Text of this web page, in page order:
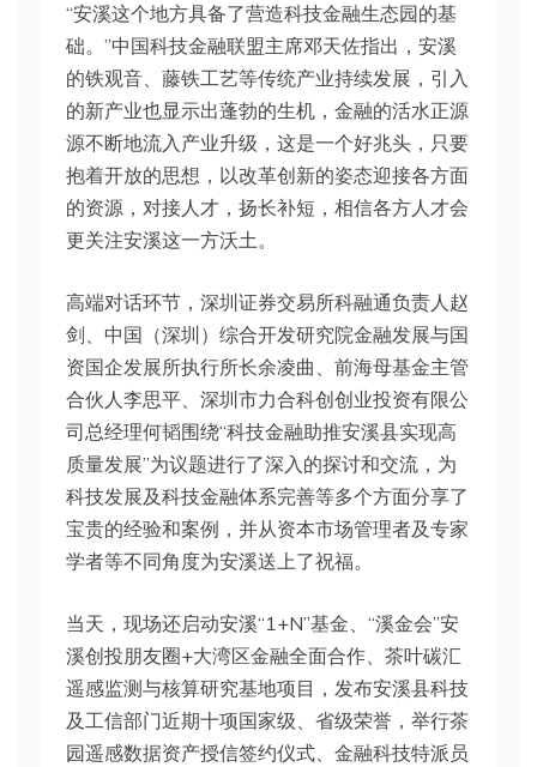
“安溪这个地方具备了营造科技金融生态园的基
础。”中国科技金融联盟主席邓天佐指出，安溪
的铁观音、藤铁工艺等传统产业持续发展，引入
的新产业也显示出蓬勃的生机，金融的活水正源
源不断地流入产业升级，这是一个好兆头，只要
抱着开放的思想，以改革创新的姿态迎接各方面
的资源，对接人才，扬长补短，相信各方人才会
更关注安溪这一方沃土。
高端对话环节，深圳证券交易所科融通负责人赵
剑、中国（深圳）综合开发研究院金融发展与国
资国企发展所执行所长余凌曲、前海母基金主管
合伙人李思平、深圳市力合科创创业投资有限公
司总经理何韬围绕“科技金融助推安溪县实现高
质量发展”为议题进行了深入的探讨和交流，为
科技发展及科技金融体系完善等多个方面分享了
宝贵的经验和案例，并从资本市场管理者及专家
学者等不同角度为安溪送上了祝福。
当天，现场还启动安溪“1+N”基金、“溪金会”安
溪创投朋友圈+大湾区金融全面合作、茶叶碳汇
遥感监测与核算研究基地项目，发布安溪县科技
及工信部门近期十项国家级、省级荣誉，举行茶
园遥感数据资产授信签约仪式、金融科技特派员